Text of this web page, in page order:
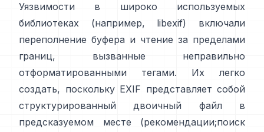
Уязвимости в широко используемых
библиотеках (например, libexif) включали
переполнение буфера и чтение за пределами
границ, вызванные неправильно
отформатированными тегами. Их легко
создать, поскольку EXIF представляет собой
структурированный двоичный файл в
предсказуемом месте (рекомендации;поиск